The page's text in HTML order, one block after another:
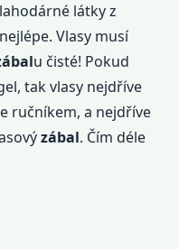
látky z
Vlasy musí
u čisté! Pokud
tak vlasy nejdříve
ručníkem, a nejdříve
zábal. Čím déle